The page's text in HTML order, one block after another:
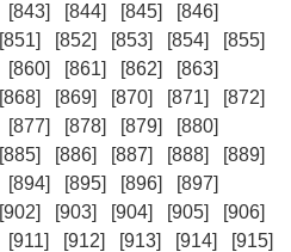
[843] [844] [845]
[846]
[851] [852] [853] [854]
[855]
[860] [861] [862]
[863]
[868] [869] [870] [871]
[872]
[877] [878] [879]
[880]
[885] [886] [887] [888]
[889]
[894] [895] [896]
[897]
[902] [903] [904] [905]
[906]
[911] [912] [913] [914] [915]